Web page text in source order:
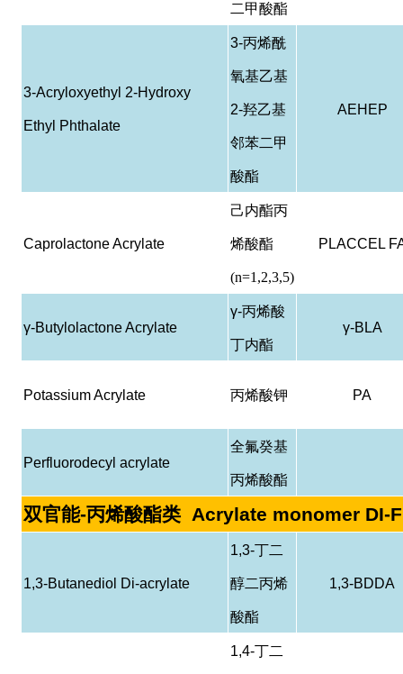
二甲酸酯
3-Acryloxyethyl 2-Hydroxy
Ethyl Phthalate
3-丙烯酰
氧基乙基
2-羟乙基
邻苯二甲
酸酯
AEHEP
Caprolactone Acrylate
己内酯丙
烯酸酯
(n=1,2,3,5)
PLACCEL
γ-Butylolactone Acrylate
γ-丙烯酸
丁内酯
γ-BLA
Potassium Acrylate 丙烯酸钾 PA
Perfluorodecyl acrylate
全氟癸基
丙烯酸酯
双官能-丙烯酸酯类Acrylate monomer DI-
1,3-Butanediol Di-acrylate
1,3-丁二
醇二丙烯
酸酯
1,3-BDDA
1,4-丁二